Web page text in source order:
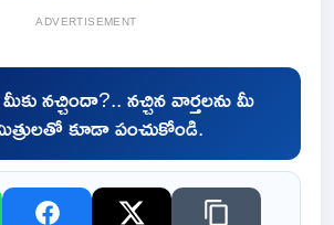
ADVERTISEMENT
నచ్చిందా?.. నచ్చిన వార్తలను మీ
కూడా పంచుకోండి.